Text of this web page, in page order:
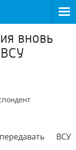
вновь
ВСУ
ВСУ